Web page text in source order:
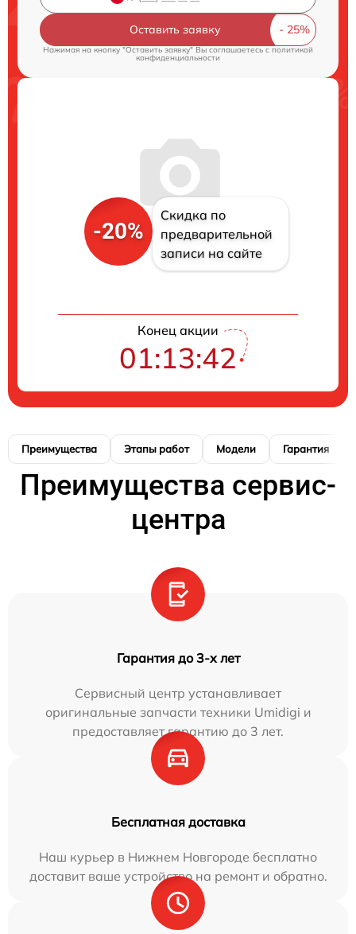
Оставить заявку
Нажимая на кнопку "Оставить заявку" Вы соглашаетесь c политикой
конфиденциальности
-20%
Скидка по
предварительной
записи на сайте
Конец акции
01:13:41
Преимущества Этапы работ Модели Гарантия
Преимущества сервис-
центра
Гарантия до 3-х лет
Сервисный центр устанавливает
оригинальные запчасти техники Umidigi и
предоставляет гарантию до 3 лет.
Бесплатная доставка
Наш курьер в Нижнем Новгороде бесплатно
доставит ваше устройство на ремонт и обратно.